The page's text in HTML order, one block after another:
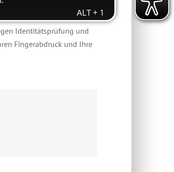
Identitätsprüfung und
Fingerabdruck und Ihre